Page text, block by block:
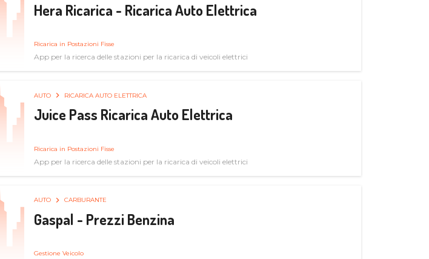
Hera Ricarica - Ricarica Auto Elettrica
Ricarica in Postazioni Fisse
App per la ricerca delle stazioni per la ricarica di veicoli elettrici
AUTO RICARICA AUTO ELETTRICA
Juice Pass Ricarica Auto Elettrica
Ricarica in Postazioni Fisse
App per la ricerca delle stazioni per la ricarica di veicoli elettrici
AUTO CARBURANTE
Gaspal - Prezzi Benzina
Gestione Veicolo